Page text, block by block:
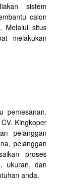
sistem
calon
Melalui situs
melakukan
pemesanan.
Kingkoper
pelanggan
pelanggan
proses
ukuran, dan
anda.